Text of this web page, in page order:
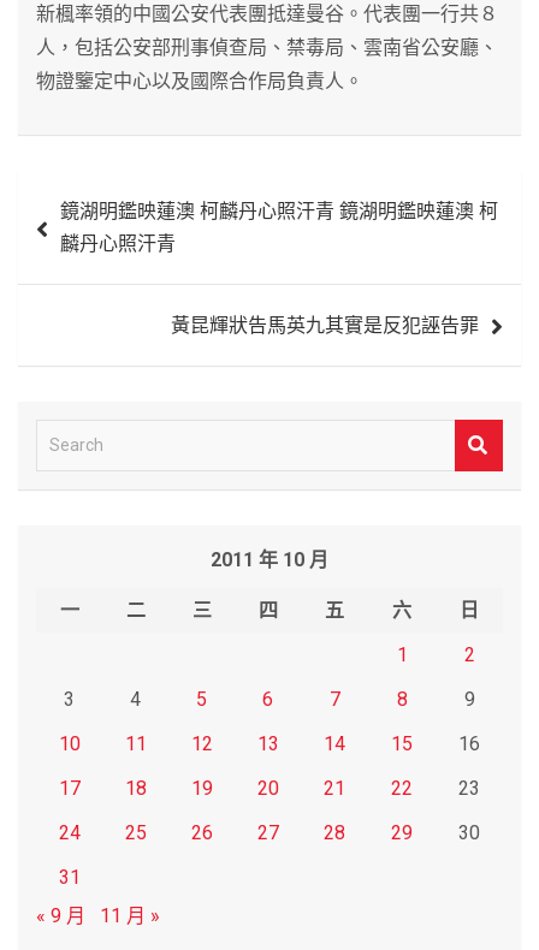
新楓率領的中國公安代表團抵達曼谷。代表團一行共８
人，包括公安部刑事偵查局、禁毒局、雲南省公安廳、
物證鑒定中心以及國際合作局負責人。
章 鏡湖明鑑映蓮澳 柯麟丹心照汗青 鏡湖明鑑映蓮澳 柯
麟丹心照汗青
黃昆輝狀告馬英九其實是反犯誣告罪
e
2011 年 10 月
一 二 三 四 五 六
日
1
2
3
4 5 6 7 8
9
10
11 12 13 14 15
16
17
18 19 20 21 22
23
24
25 26 27 28 29
30
31
« 9 月
11 月 »